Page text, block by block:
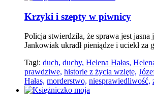
Krzyki i szepty w piwnicy
Policja stwierdziła, że sprawa jest jasna
Jankowiak ukradł pieniądze i uciekł za
Tagi: duch, duchy, Helena Hałas,
prawdziwe, historie z życia wzięte,
Hałas, morderstwo, niesprawiedliwość,